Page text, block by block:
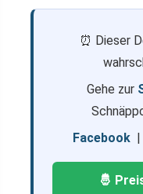
⏰ Dieser
Gehe zur
Facebook |
🤴